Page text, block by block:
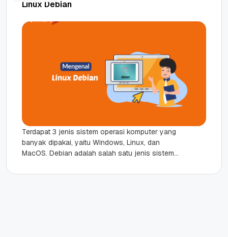
Linux Debian
Terdapat 3 jenis sistem operasi komputer yang
banyak dipakai, yaitu Windows, Linux, dan
MacOS. Debian adalah salah satu jenis sistem